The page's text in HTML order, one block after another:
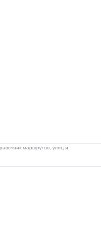
маршрутов, улиц и